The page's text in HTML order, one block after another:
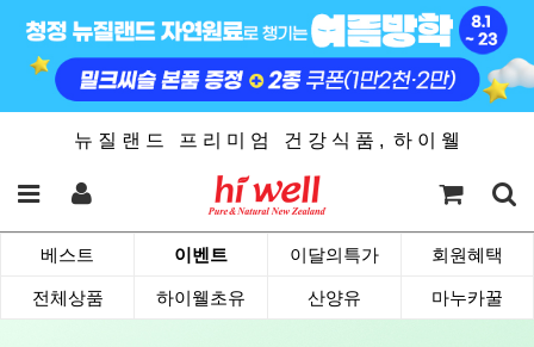
뉴 질 랜 드 프 리 미 엄 건 강 식 품 , 하 이 웰
베스트 이벤트 이달의특가 회원혜택
전체상품 하이웰초유 산양유 마누카꿀